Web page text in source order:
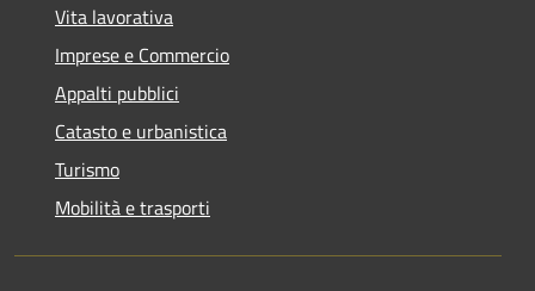
Vita lavorativa
Imprese e Commercio
Appalti pubblici
Catasto e urbanistica
Turismo
Mobilità e trasporti